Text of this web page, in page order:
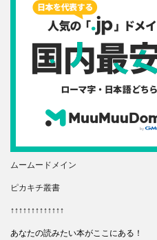
ムームードメイン
ピカキチ叢書
↑↑↑↑↑↑↑↑↑↑↑↑↑
あなたの読みたい本がここにある！